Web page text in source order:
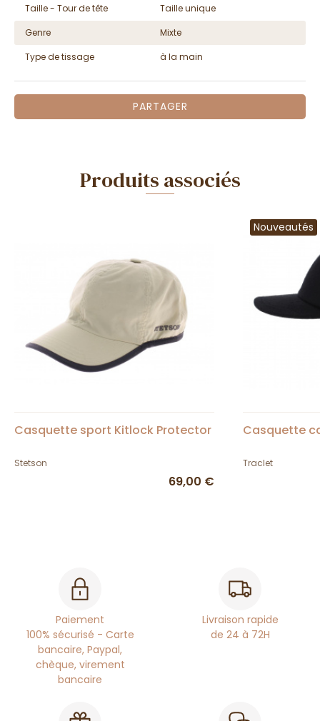
Taille - Tour de tête
Taille unique
Genre
Mixte
Type de tissage
à la main
PARTAGER
Produits associés
Casquette sport Kitlock Protector
Stetson
69,00 €
Nouveautés
Casquette
Traclet
Paiement
100% sécurisé - Carte
bancaire, Paypal,
chèque, virement
bancaire
Livraison rapide
de 24 à 72H